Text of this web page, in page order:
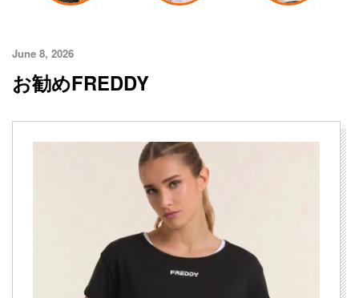
June 8, 2026
お勧めFREDDY